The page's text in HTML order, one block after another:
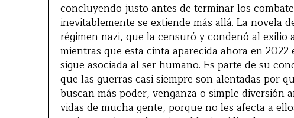
concluyendo justo antes de terminar los
inevitablemente se extiende más allá. La novela
régimen nazi, que la censuró y condenó al
mientras que esta cinta aparecida ahora en
sigue asociada al ser humano. Es parte de su
que las guerras casi siempre son alentadas por
buscan más poder, venganza o simple diversión
vidas de mucha gente, porque no les afecta a